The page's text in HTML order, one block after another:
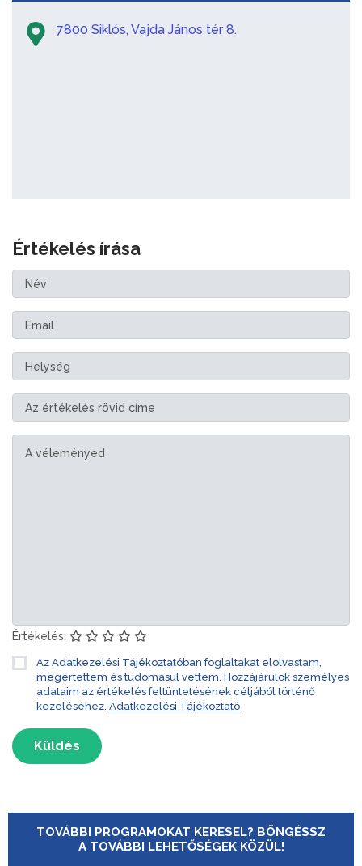
7800 Siklós, Vajda János tér 8.
Értékelés írása
Értékelés:
Az Adatkezelési Tájékoztatóban foglaltakat elolvastam,
megértettem és tudomásul vettem. Hozzájárulok személyes
adataim az értékelés feltüntetésének céljából történő
kezeléséhez. Adatkezelési Tájékoztató
Küldés
TOVÁBBI PROGRAMOKAT KERESEL? BÖNGÉSSZ
A TOVÁBBI LEHETŐSÉGEK KÖZÜL!